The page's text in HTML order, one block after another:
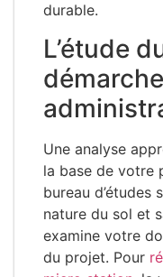
durable.
L’étude
Une analyse
la base de votre
bureau d’études
nature du sol et
examine votre
du projet. Pour